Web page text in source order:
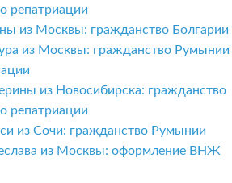
репатриации
из Москвы: гражданство Болгарии
из Москвы: гражданство Румынии
из Новосибирска: гражданство
репатриации
из Сочи: гражданство Румынии
из Москвы: оформление ВНЖ